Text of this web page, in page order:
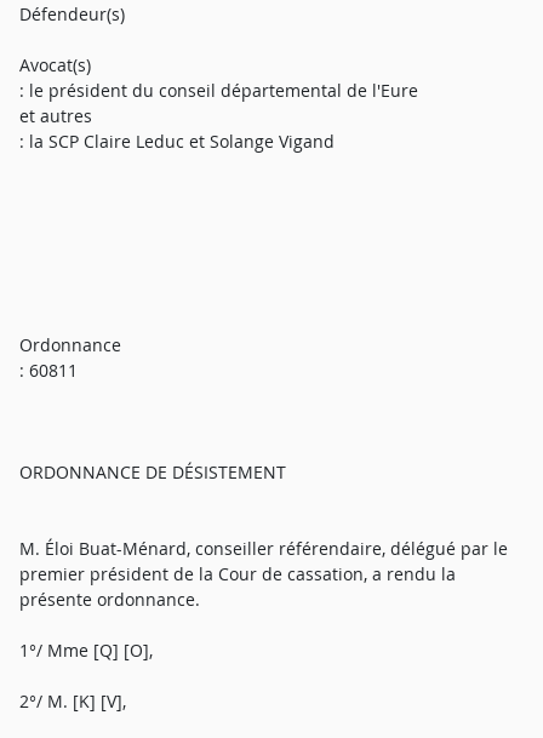
Défendeur(s)
Avocat(s)
: le président du conseil départemental de l'Eure
et autres
: la SCP Claire Leduc et Solange Vigand
Ordonnance
: 60811
ORDONNANCE DE DÉSISTEMENT
M. Éloi Buat-Ménard, conseiller référendaire, délégué par le
premier président de la Cour de cassation, a rendu la
présente ordonnance.
1°/ Mme [Q] [O],
2°/ M. [K] [V],